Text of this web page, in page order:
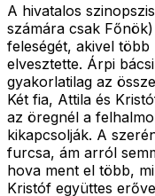
A hivatalos
számára csak
feleségét, akivel
elvesztette. Árpi
gyakorlatilag az
Két fia, Attila és
az öregnél a
kikapcsolják. A
furcsa, ám arról
hova ment el több,
Kristóf együttes